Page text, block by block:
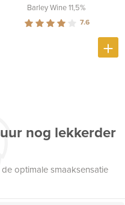
Barley Wine 11,5%
7.6
nog lekkerder
optimale smaaksensatie